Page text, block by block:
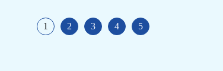
1 2 3 4 5